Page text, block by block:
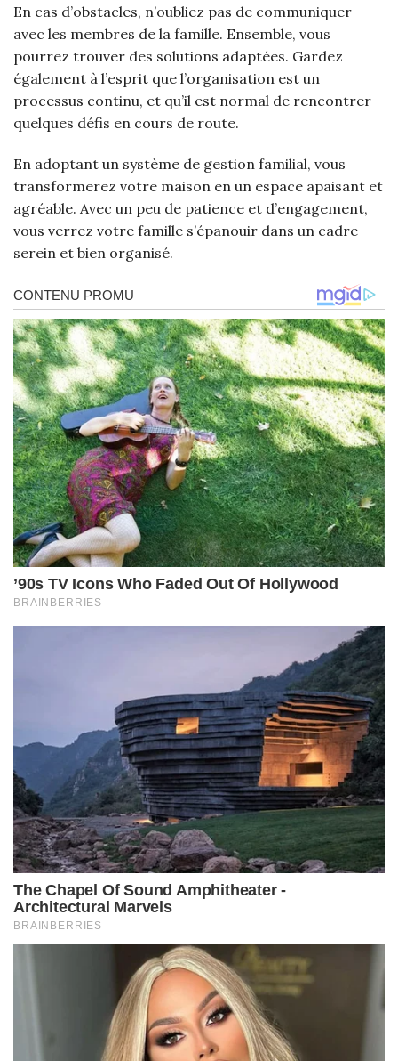
En cas d’obstacles, n’oubliez pas de communiquer
avec les membres de la famille. Ensemble, vous
pourrez trouver des solutions adaptées. Gardez
également à l’esprit que l’organisation est un
processus continu, et qu’il est normal de rencontrer
quelques défis en cours de route.
En adoptant un système de gestion familial, vous
transformerez votre maison en un espace apaisant et
agréable. Avec un peu de patience et d’engagement,
vous verrez votre famille s’épanouir dans un cadre
serein et bien organisé.